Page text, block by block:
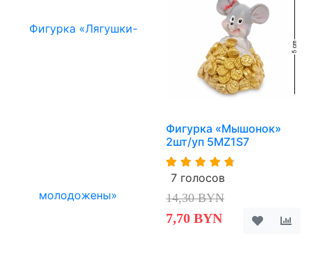
Фигурка «Мышонок»
2шт/уп 5MZ1S7
7 голосов
14,30 BYN
7,70 BYN